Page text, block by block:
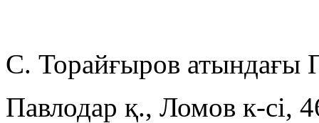
С. Торайғыров
Павлодар қ., Ломов к-сі,